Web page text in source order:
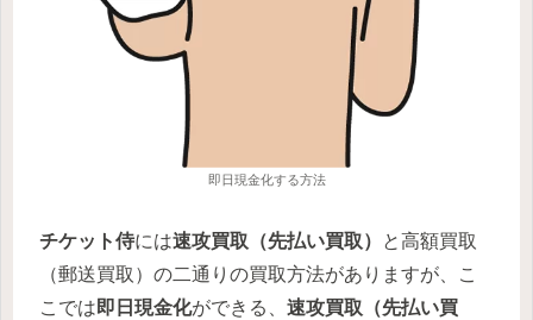
即日現金化する方法
チケット侍には速攻買取（先払い買取）
と高額買取
（郵送買取）の二通りの買取方法がありますが、こ
こでは即日現金化ができる、 速攻買取（先払い買